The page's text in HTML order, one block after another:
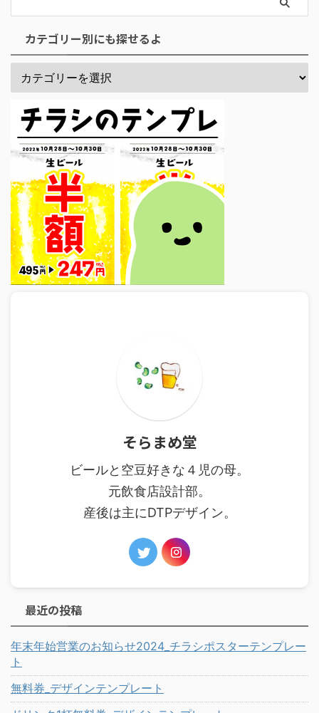
カテゴリー別にも探せるよ
そらまめ堂
ビールと空豆好きな４児の母。
元飲食店設計部。
産後は主にDTPデザイン。
最近の投稿
年末年始営業のお知らせ2024_チラシポスターテンプレー
ト
無料券_デザインテンプレート